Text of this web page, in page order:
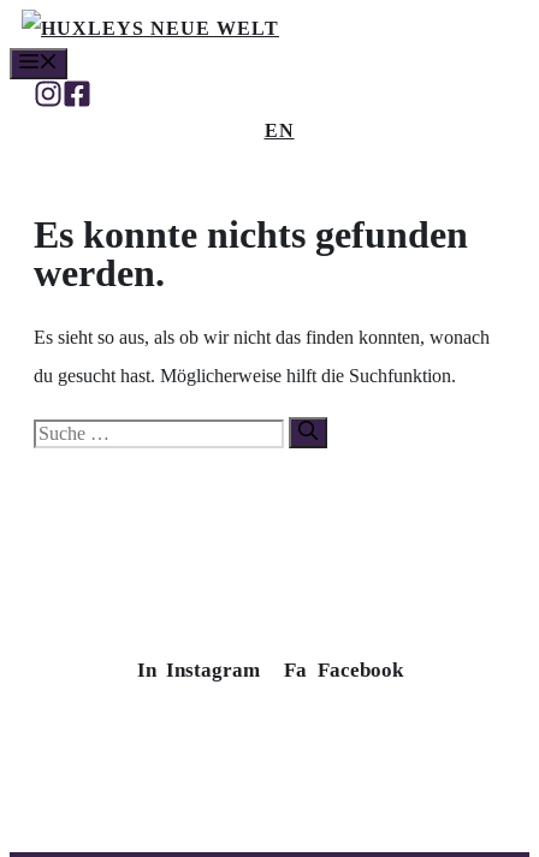
Zum
Inhalt
springen
EN
Es konnte nichts gefunden
werden.
Es sieht so aus, als ob wir nicht das finden konnten, wonach
du gesucht hast. Möglicherweise hilft die Suchfunktion.
Suche
In Instagram Fa Facebook